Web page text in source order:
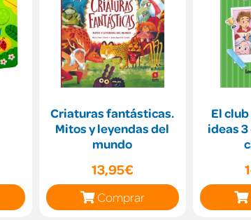
Criaturas fantásticas.
Mitos y leyendas del
mundo
13,95€
Comprar
El
ideas